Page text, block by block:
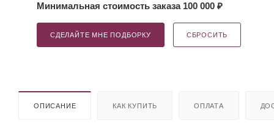
Минимальная стоимость заказа 100 000 ₽
СДЕЛАЙТЕ МНЕ ПОДБОРКУ СБРОСИТЬ
ОПИСАНИЕ КАК КУПИТЬ ОПЛАТА